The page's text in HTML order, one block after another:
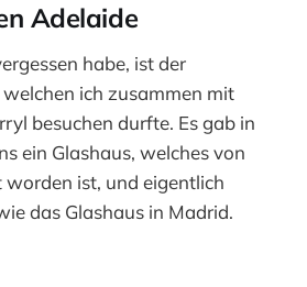
Adelaide
habe, ist der
ich zusammen mit
besuchen durfte. Es gab in
ein Glashaus, welches von
worden ist, und eigentlich
das Glashaus in Madrid.